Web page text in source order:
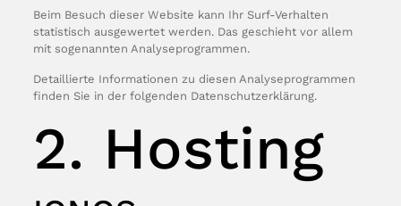
Beim Besuch dieser Website kann Ihr Surf-Verhalten
statistisch ausgewertet werden. Das geschieht vor allem
mit sogenannten Analyseprogrammen.
Detaillierte Informationen zu diesen Analyseprogrammen
finden Sie in der folgenden Datenschutzerklärung.
2. Hosting